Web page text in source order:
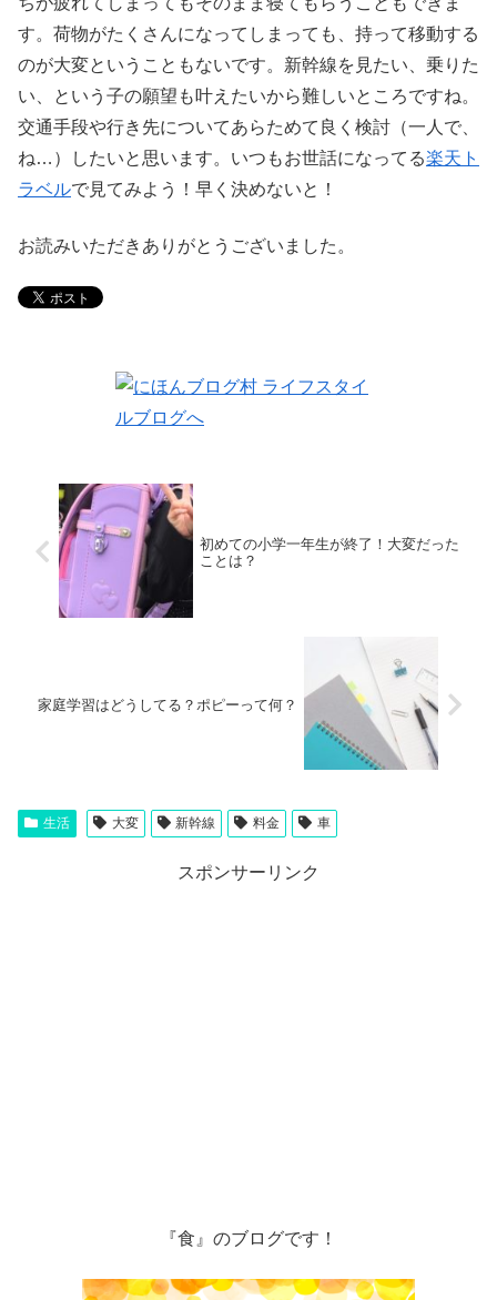
す。荷物がたくさんになってしまっても、持って移動する
のが大変ということもないです。新幹線を見たい、乗りた
い、という子の願望も叶えたいから難しいところですね。
交通手段や行き先についてあらためて良く検討（一人で、
ね…）したいと思います。いつもお世話になってる楽天ト
ラベルで見てみよう！早く決めないと！
お読みいただきありがとうございました。
初めての小学一年生が終了！大変だった
ことは？
家庭学習はどうしてる？ポピーって何？
生活 大変 新幹線 料金 車
スポンサーリンク
『食』のブログです！